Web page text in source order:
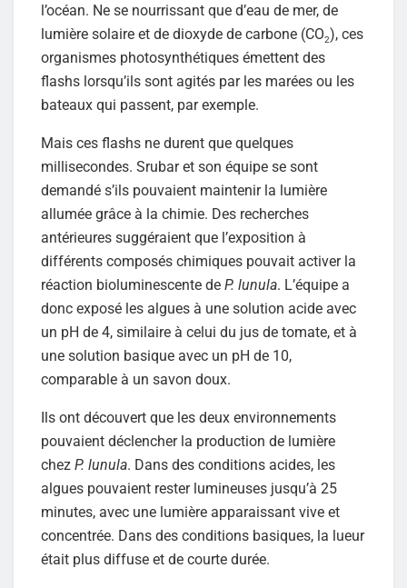
l’océan. Ne se nourrissant que d’eau de mer, de
lumière solaire et de dioxyde de carbone (CO2), ces
organismes photosynthétiques émettent des
flashs lorsqu’ils sont agités par les marées ou les
bateaux qui passent, par exemple.
Mais ces flashs ne durent que quelques
millisecondes. Srubar et son équipe se sont
demandé s’ils pouvaient maintenir la lumière
allumée grâce à la chimie. Des recherches
antérieures suggéraient que l’exposition à
différents composés chimiques pouvait activer la
réaction bioluminescente de P. lunula. L’équipe a
donc exposé les algues à une solution acide avec
un pH de 4, similaire à celui du jus de tomate, et à
une solution basique avec un pH de 10,
comparable à un savon doux.
Ils ont découvert que les deux environnements
pouvaient déclencher la production de lumière
chez P. lunula. Dans des conditions acides, les
algues pouvaient rester lumineuses jusqu’à 25
minutes, avec une lumière apparaissant vive et
concentrée. Dans des conditions basiques, la lueur
était plus diffuse et de courte durée.